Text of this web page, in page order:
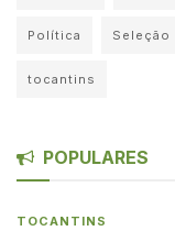
Política Seleção
tocantins
POPULARES
TOCANTINS